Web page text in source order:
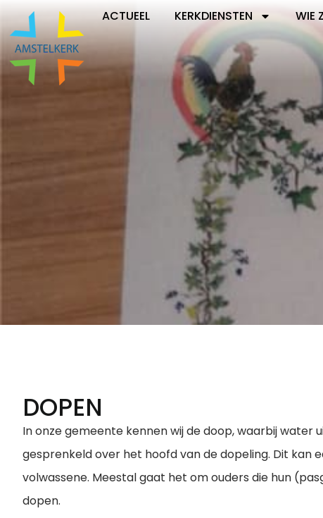
ACTUEEL KERKDIENSTEN WIE
DOPEN
In onze gemeente kennen wij de doop, waarbij water
gesprenkeld over het hoofd van de dopeling. Dit kan
volwassene. Meestal gaat het om ouders die hun
dopen.